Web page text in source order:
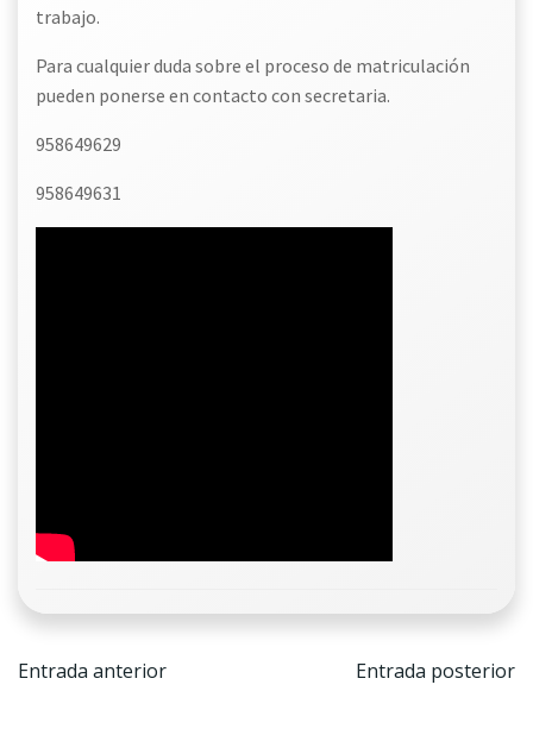
trabajo.
Para cualquier duda sobre el proceso de matriculación
pueden ponerse en contacto con secretaria.
958649629
958649631
Navegación
Entrada anterior Entrada posterior